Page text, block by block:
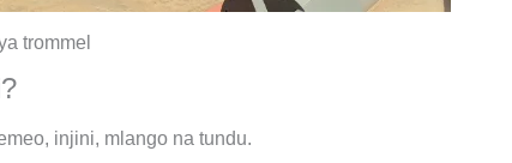
trommel
injini, mlango na tundu.